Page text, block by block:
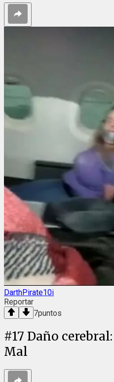
DarthPirate10i
Reportar
7puntos
#17 Daño
Mal